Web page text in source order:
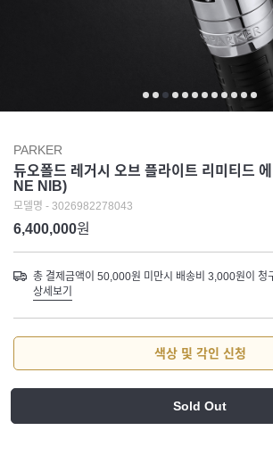
PARKER
듀오폴드 레거시 오브 플라이트 리미티드
NE NIB)
모델명 - 3026982278043
6,400,000원
총 결제금액이 50,000원 미만시 배송비 3,000원이 청
상세보기
색상 및 각인 신청
Sold Out